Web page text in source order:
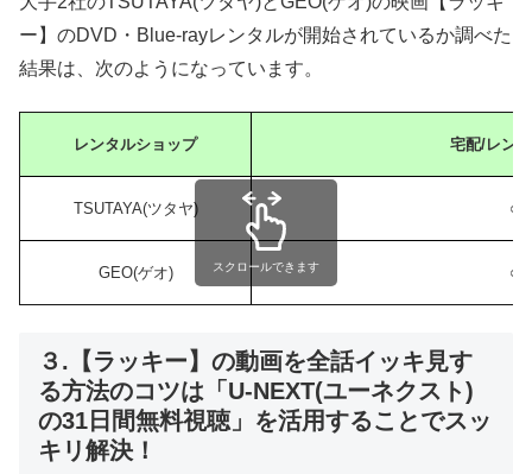
ー】のDVD・Blue-rayレンタルが開始されているか調べた
結果は、次のようになっています。
レンタルショップ 宅配/レン
TSUTAYA(ツタヤ) ○
GEO(ゲオ) ○
スクロールできます
３.【ラッキー】の動画を全話イッキ見す
る方法のコツは「U-NEXT(ユーネクスト)
の31日間無料視聴」を活用することでスッ
キリ解決！